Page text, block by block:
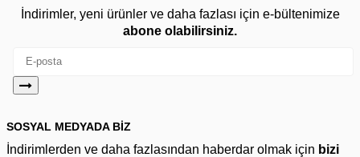
İndirimler, yeni ürünler ve daha fazlası için e-bültenimize
abone olabilirsiniz.
SOSYAL MEDYADA BİZ
İndirimlerden ve daha fazlasından haberdar olmak için bizi